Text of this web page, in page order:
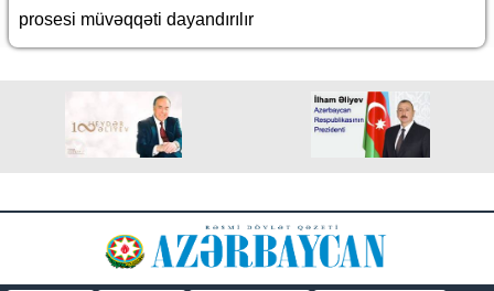
prosesi müvəqqəti dayandırılır